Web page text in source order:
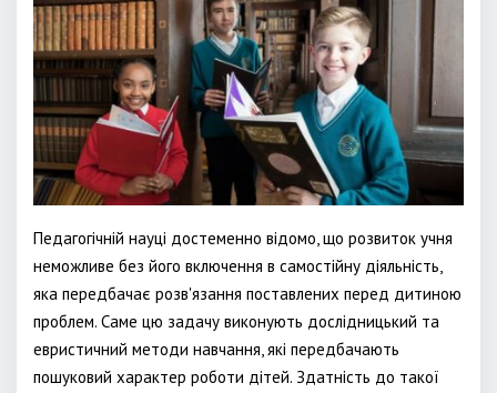
Педагогічній науці достеменно відомо, що розвиток учня
неможливе без його включення в самостійну діяльність,
яка передбачає розв'язання поставлених перед дитиною
проблем. Саме цю задачу виконують дослідницький та
евристичний методи навчання, які передбачають
пошуковий характер роботи дітей. Здатність до такої